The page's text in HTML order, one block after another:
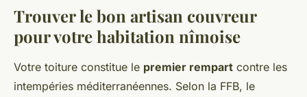
Trouver le bon artisan couvreur
pour votre habitation nîmoise
Votre toiture constitue le premier rempart contre les
intempéries méditerranéennes. Selon la FFB, le